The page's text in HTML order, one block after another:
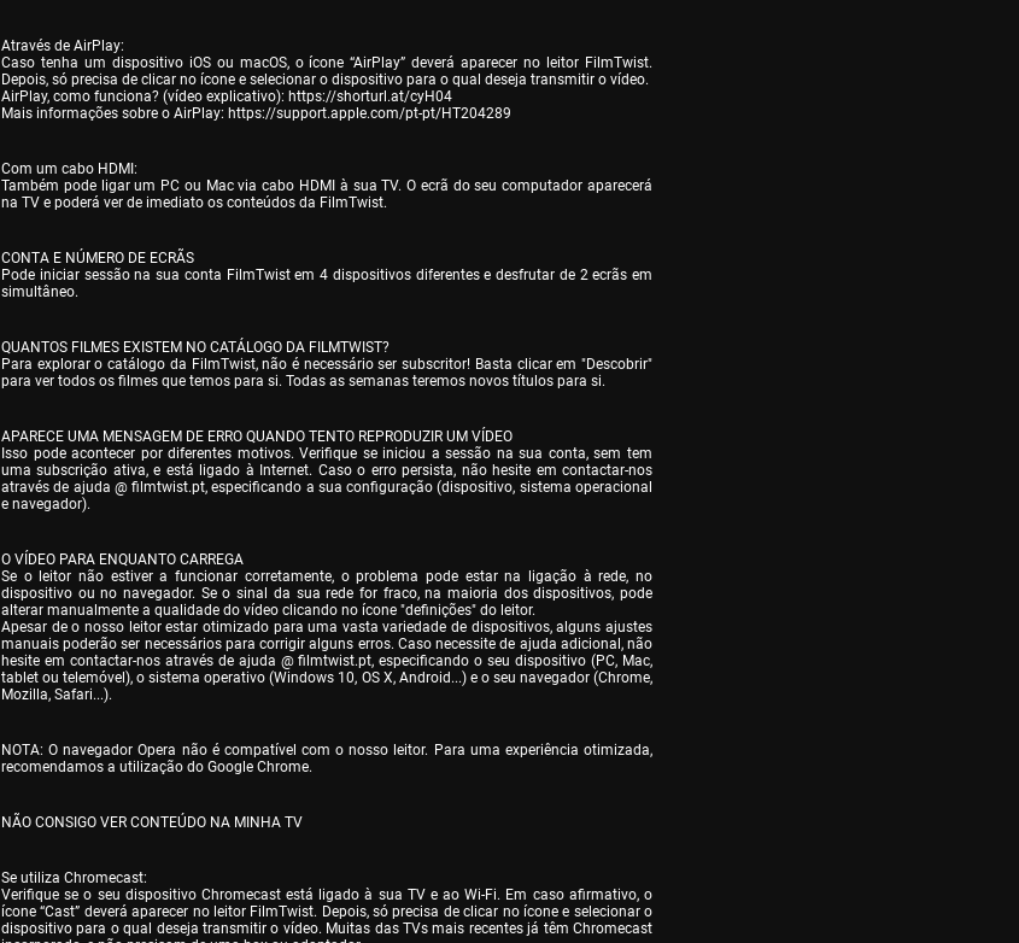
Através de AirPlay:
Caso tenha um dispositivo iOS ou macOS, o ícone “AirPlay” deverá aparecer no leitor FilmTwist.
Depois, só precisa de clicar no ícone e selecionar o dispositivo para o qual deseja transmitir o vídeo.
AirPlay, como funciona? (vídeo explicativo): https://shorturl.at/cyH04
Mais informações sobre o AirPlay: https://support.apple.com/pt-pt/HT204289
Com um cabo HDMI:
Também pode ligar um PC ou Mac via cabo HDMI à sua TV. O ecrã do seu computador aparecerá
na TV e poderá ver de imediato os conteúdos da FilmTwist.
CONTA E NÚMERO DE ECRÃS
Pode iniciar sessão na sua conta FilmTwist em 4 dispositivos diferentes e desfrutar de 2 ecrãs em
simultâneo.
QUANTOS FILMES EXISTEM NO CATÁLOGO DA FILMTWIST?
Para explorar o catálogo da FilmTwist, não é necessário ser subscritor! Basta clicar em "Descobrir"
para ver todos os filmes que temos para si. Todas as semanas teremos novos títulos para si.
APARECE UMA MENSAGEM DE ERRO QUANDO TENTO REPRODUZIR UM VÍDEO
Isso pode acontecer por diferentes motivos. Verifique se iniciou a sessão na sua conta, sem tem
uma subscrição ativa, e está ligado à Internet. Caso o erro persista, não hesite em contactar-nos
através de ajuda @ filmtwist.pt, especificando a sua configuração (dispositivo, sistema operacional
e navegador).
O VÍDEO PARA ENQUANTO CARREGA
Se o leitor não estiver a funcionar corretamente, o problema pode estar na ligação à rede, no
dispositivo ou no navegador. Se o sinal da sua rede for fraco, na maioria dos dispositivos, pode
alterar manualmente a qualidade do vídeo clicando no ícone "definições" do leitor.
Apesar de o nosso leitor estar otimizado para uma vasta variedade de dispositivos, alguns ajustes
manuais poderão ser necessários para corrigir alguns erros. Caso necessite de ajuda adicional, não
hesite em contactar-nos através de ajuda @ filmtwist.pt, especificando o seu dispositivo (PC, Mac,
tablet ou telemóvel), o sistema operativo (Windows 10, OS X, Android...) e o seu navegador (Chrome,
Mozilla, Safari...).
NOTA: O navegador Opera não é compatível com o nosso leitor. Para uma experiência otimizada,
recomendamos a utilização do Google Chrome.
NÃO CONSIGO VER CONTEÚDO NA MINHA TV
Se utiliza Chromecast:
Verifique se o seu dispositivo Chromecast está ligado à sua TV e ao Wi-Fi. Em caso afirmativo, o
ícone “Cast” deverá aparecer no leitor FilmTwist. Depois, só precisa de clicar no ícone e selecionar o
dispositivo para o qual deseja transmitir o vídeo. Muitas das TVs mais recentes já têm Chromecast